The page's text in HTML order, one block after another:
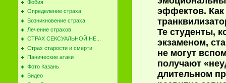
Фобия
Определение страха
Возникновение страха
Лечение страхов
СТРАХ СЕКСУАЛЬНОЙ НЕ...
Cтрах старости и смерти
Панические атаки
Фото Казань
Видео
эффектов.
Те студенты,
экзаменом,
не могут
получают
длительном